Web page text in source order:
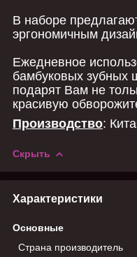
В наборе
эргономичным
Ежедневное
бамбуковых зубных
подарят Вам не
красивую
Производство:
Скрыть
Характеристики
Основные
Страна производитель